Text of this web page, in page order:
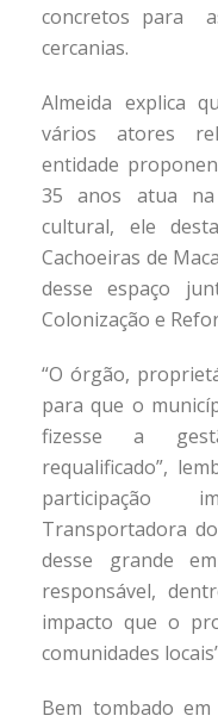
concretos para
cercanias.
Almeida explica
vários atores
entidade
35 anos atua na
cultural, ele
Cachoeiras de
desse espaço
Colonização e
“O órgão,
para que o
fizesse a
requalificado”,
participação
Transportadora
desse grande
responsável,
impacto que o
comunidades
Bem tombado